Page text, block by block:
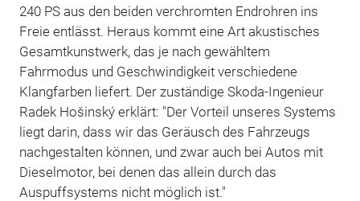
240 PS aus den beiden verchromten Endrohren ins
Freie entlässt. Heraus kommt eine Art akustisches
Gesamtkunstwerk, das je nach gewähltem
Fahrmodus und Geschwindigkeit verschiedene
Klangfarben liefert. Der zuständige Skoda-Ingenieur
Radek Hošinský erklärt: "Der Vorteil unseres Systems
liegt darin, dass wir das Geräusch des Fahrzeugs
nachgestalten können, und zwar auch bei Autos mit
Dieselmotor, bei denen das allein durch das
Auspuffsystems nicht möglich ist."